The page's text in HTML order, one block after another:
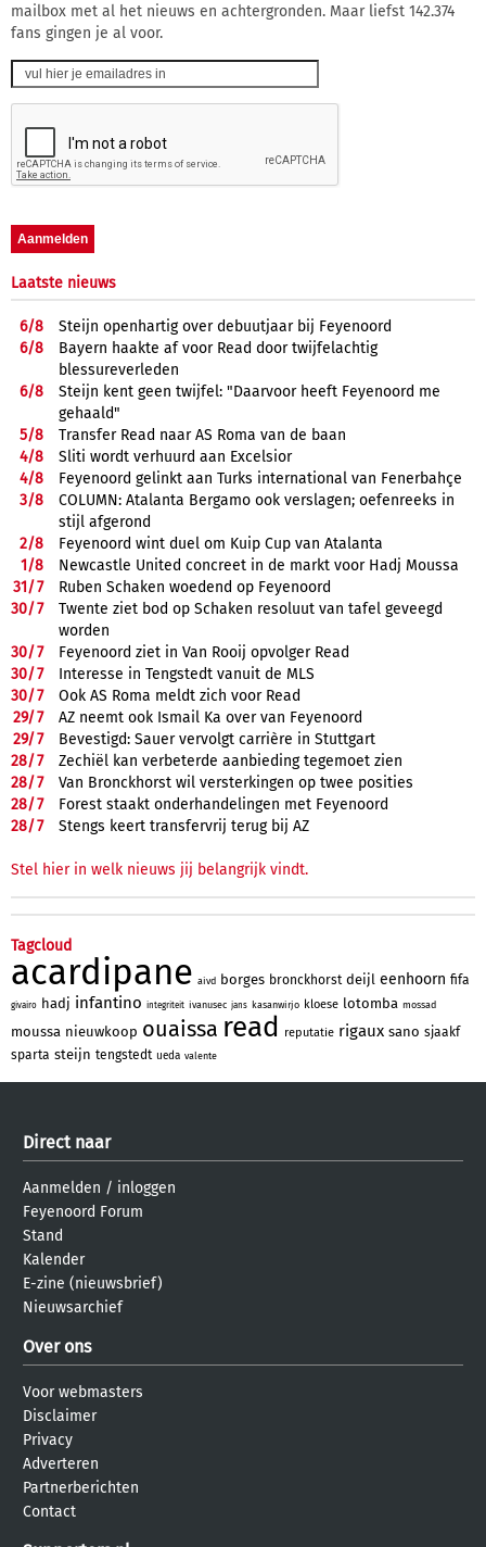
mailbox met al het nieuws en achtergronden. Maar liefst 142.374
fans gingen je al voor.
Laatste nieuws
6/8
Steijn openhartig over debuutjaar bij Feyenoord
6/8
Bayern haakte af voor Read door twijfelachtig
blessureverleden
6/8
Steijn kent geen twijfel: "Daarvoor heeft Feyenoord me
gehaald"
5/8
Transfer Read naar AS Roma van de baan
4/8
Sliti wordt verhuurd aan Excelsior
4/8
Feyenoord gelinkt aan Turks international van Fenerbahçe
3/8
COLUMN: Atalanta Bergamo ook verslagen; oefenreeks in
stijl afgerond
2/8
Feyenoord wint duel om Kuip Cup van Atalanta
1/8
Newcastle United concreet in de markt voor Hadj Moussa
31/7
Ruben Schaken woedend op Feyenoord
30/7
Twente ziet bod op Schaken resoluut van tafel geveegd
worden
30/7
Feyenoord ziet in Van Rooij opvolger Read
30/7
Interesse in Tengstedt vanuit de MLS
30/7
Ook AS Roma meldt zich voor Read
29/7
AZ neemt ook Ismail Ka over van Feyenoord
29/7
Bevestigd: Sauer vervolgt carrière in Stuttgart
28/7
Zechiël kan verbeterde aanbieding tegemoet zien
28/7
Van Bronckhorst wil versterkingen op twee posities
28/7
Forest staakt onderhandelingen met Feyenoord
28/7 Stengs keert transfervrij terug bij AZ
Stel hier in welk nieuws jij belangrijk vindt.
Tagcloud
acardipane aivd borges bronckhorst deijl eenhoorn fifa
givairo hadj infantino integriteit ivanusec jans kasanwirjo kloese lotomba mossad
moussa nieuwkoop ouaissa read reputatie rigaux sano sjaakf
sparta steijn tengstedt ueda valente
Direct naar
Aanmelden / inloggen
Feyenoord Forum
Stand
Kalender
E-zine (nieuwsbrief)
Nieuwsarchief
Over ons
Voor webmasters
Disclaimer
Privacy
Adverteren
Partnerberichten
Contact